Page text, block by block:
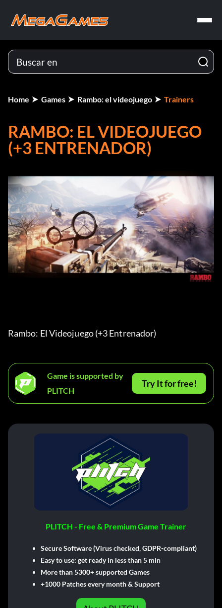
Home Games Rambo: el videojuego Trainers
RAMBO: EL VIDEOJUEGO
(+3 ENTRENADOR)
Rambo: El Videojuego (+3 Entrenador)
Game is supported by
PLITCH
Try It for free!
PLITCH - Free & Premium Game Trainer
Secure Software (Virus checked, GDPR-compliant)
Easy to use: get ready in less than 5 min
More than 5300+ supported Games
+1000 Patches every month & Support